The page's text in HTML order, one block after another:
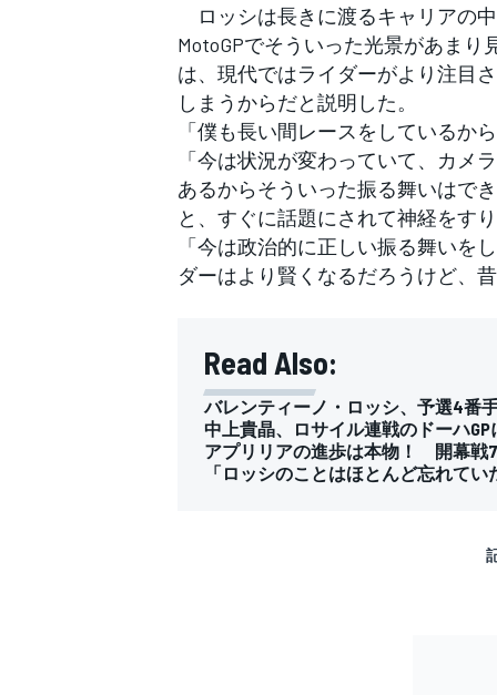
すべてのカテゴリー
ロッシは長きに渡るキャリアの
MotoGPでそういった光景があま
は、現代ではライダーがより注目
しまうからだと説明した。
「僕も長い間レースをしているか
「今は状況が変わっていて、カメ
あるからそういった振る舞いはで
と、すぐに話題にされて神経をす
「今は政治的に正しい振る舞いを
ダーはより賢くなるだろうけど、
Read Also:
バレンティーノ・ロッシ、予選4番
中上貴晶、ロサイル連戦のドーハ
アプリリアの進歩は本物！ 開幕戦
「ロッシのことはほとんど忘れて